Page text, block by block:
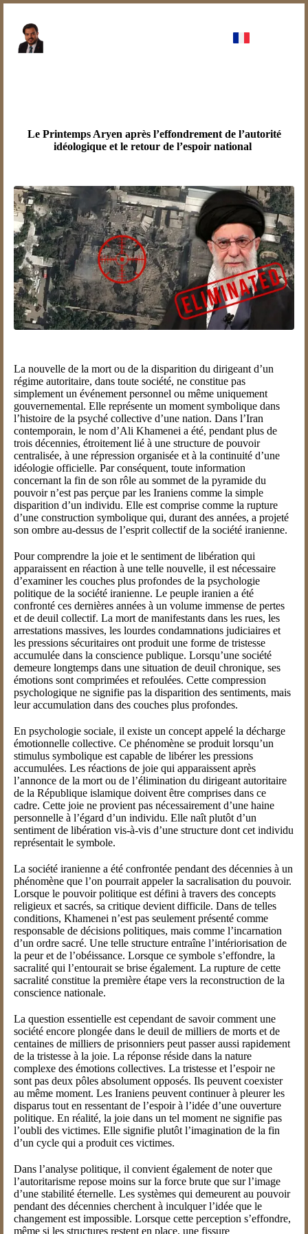
Le Printemps Aryen après l’effondrement de l’autorité
idéologique et le retour de l’espoir national
La nouvelle de la mort ou de la disparition du dirigeant d’un
régime autoritaire, dans toute société, ne constitue pas
simplement un événement personnel ou même uniquement
gouvernemental. Elle représente un moment symbolique dans
l’histoire de la psyché collective d’une nation. Dans l’Iran
contemporain, le nom d’Ali Khamenei a été, pendant plus de
trois décennies, étroitement lié à une structure de pouvoir
centralisée, à une répression organisée et à la continuité d’une
idéologie officielle. Par conséquent, toute information
concernant la fin de son rôle au sommet de la pyramide du
pouvoir n’est pas perçue par les Iraniens comme la simple
disparition d’un individu. Elle est comprise comme la rupture
d’une construction symbolique qui, durant des années, a projeté
son ombre au-dessus de l’esprit collectif de la société iranienne.
Pour comprendre la joie et le sentiment de libération qui
apparaissent en réaction à une telle nouvelle, il est nécessaire
d’examiner les couches plus profondes de la psychologie
politique de la société iranienne. Le peuple iranien a été
confronté ces dernières années à un volume immense de pertes
et de deuil collectif. La mort de manifestants dans les rues, les
arrestations massives, les lourdes condamnations judiciaires et
les pressions sécuritaires ont produit une forme de tristesse
accumulée dans la conscience publique. Lorsqu’une société
demeure longtemps dans une situation de deuil chronique, ses
émotions sont comprimées et refoulées. Cette compression
psychologique ne signifie pas la disparition des sentiments, mais
leur accumulation dans des couches plus profondes.
En psychologie sociale, il existe un concept appelé la décharge
émotionnelle collective. Ce phénomène se produit lorsqu’un
stimulus symbolique est capable de libérer les pressions
accumulées. Les réactions de joie qui apparaissent après
l’annonce de la mort ou de l’élimination du dirigeant autoritaire
de la République islamique doivent être comprises dans ce
cadre. Cette joie ne provient pas nécessairement d’une haine
personnelle à l’égard d’un individu. Elle naît plutôt d’un
sentiment de libération vis-à-vis d’une structure dont cet individu
représentait le symbole.
La société iranienne a été confrontée pendant des décennies à un
phénomène que l’on pourrait appeler la sacralisation du pouvoir.
Lorsque le pouvoir politique est défini à travers des concepts
religieux et sacrés, sa critique devient difficile. Dans de telles
conditions, Khamenei n’est pas seulement présenté comme
responsable de décisions politiques, mais comme l’incarnation
d’un ordre sacré. Une telle structure entraîne l’intériorisation de
la peur et de l’obéissance. Lorsque ce symbole s’effondre, la
sacralité qui l’entourait se brise également. La rupture de cette
sacralité constitue la première étape vers la reconstruction de la
conscience nationale.
La question essentielle est cependant de savoir comment une
société encore plongée dans le deuil de milliers de morts et de
centaines de milliers de prisonniers peut passer aussi rapidement
de la tristesse à la joie. La réponse réside dans la nature
complexe des émotions collectives. La tristesse et l’espoir ne
sont pas deux pôles absolument opposés. Ils peuvent coexister
au même moment. Les Iraniens peuvent continuer à pleurer les
disparus tout en ressentant de l’espoir à l’idée d’une ouverture
politique. En réalité, la joie dans un tel moment ne signifie pas
l’oubli des victimes. Elle signifie plutôt l’imagination de la fin
d’un cycle qui a produit ces victimes.
Dans l’analyse politique, il convient également de noter que
l’autoritarisme repose moins sur la force brute que sur l’image
d’une stabilité éternelle. Les systèmes qui demeurent au pouvoir
pendant des décennies cherchent à inculquer l’idée que le
changement est impossible. Lorsque cette perception s’effondre,
même si les structures restent en place, une fissure